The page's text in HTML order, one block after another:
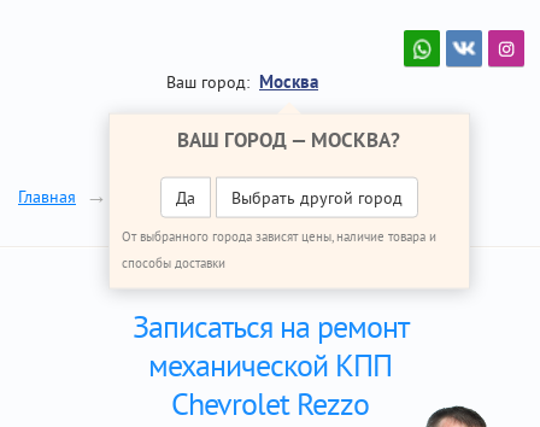
Ваш город: Москва
ВАШ ГОРОД — МОСКВА?
Да Выбрать другой город
От выбранного города зависят цены, наличие товара и
способы доставки
Главная Ремонт Шевроле Реззо МКПП
Записаться на ремонт
механической КПП
Chevrolet Rezzo